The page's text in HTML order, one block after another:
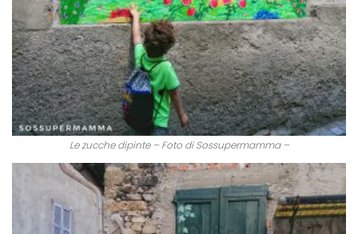
Le zucche dipinte – Foto di Sossupermamma –